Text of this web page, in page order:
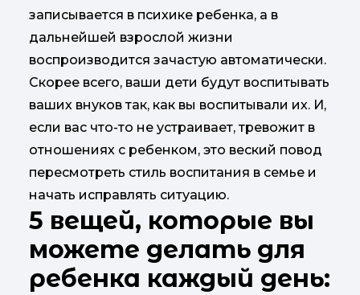
записывается в психике ребенка, а в
дальнейшей взрослой жизни
воспроизводится зачастую автоматически.
Скорее всего, ваши дети будут воспитывать
ваших внуков так, как вы воспитывали их. И,
если вас что-то не устраивает, тревожит в
отношениях с ребенком, это веский повод
пересмотреть стиль воспитания в семье и
начать исправлять ситуацию.
5 вещей, которые вы
можете делать для
ребенка каждый день: